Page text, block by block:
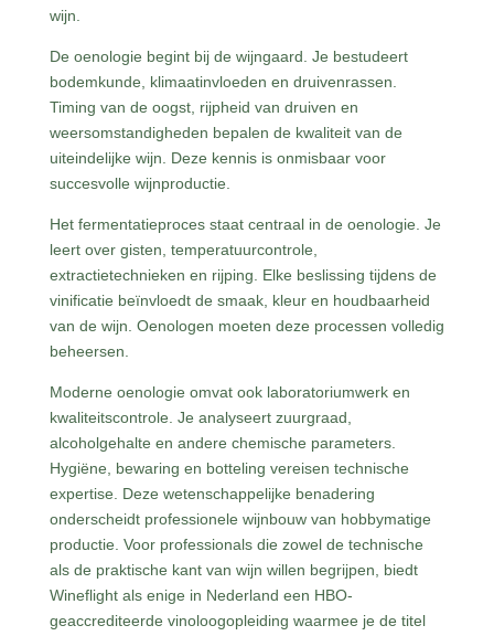
wijn.
De oenologie begint bij de wijngaard. Je bestudeert
bodemkunde, klimaatinvloeden en druivenrassen.
Timing van de oogst, rijpheid van druiven en
weersomstandigheden bepalen de kwaliteit van de
uiteindelijke wijn. Deze kennis is onmisbaar voor
succesvolle wijnproductie.
Het fermentatieproces staat centraal in de oenologie. Je
leert over gisten, temperatuurcontrole,
extractietechnieken en rijping. Elke beslissing tijdens de
vinificatie beïnvloedt de smaak, kleur en houdbaarheid
van de wijn. Oenologen moeten deze processen volledig
beheersen.
Moderne oenologie omvat ook laboratoriumwerk en
kwaliteitscontrole. Je analyseert zuurgraad,
alcoholgehalte en andere chemische parameters.
Hygiëne, bewaring en botteling vereisen technische
expertise. Deze wetenschappelijke benadering
onderscheidt professionele wijnbouw van hobbymatige
productie. Voor professionals die zowel de technische
als de praktische kant van wijn willen begrijpen, biedt
Wineflight als enige in Nederland een HBO-
geaccrediteerde vinoloogopleiding waarmee je de titel